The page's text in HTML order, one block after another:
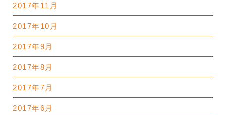
2017年11月
2017年10月
2017年9月
2017年8月
2017年7月
2017年6月